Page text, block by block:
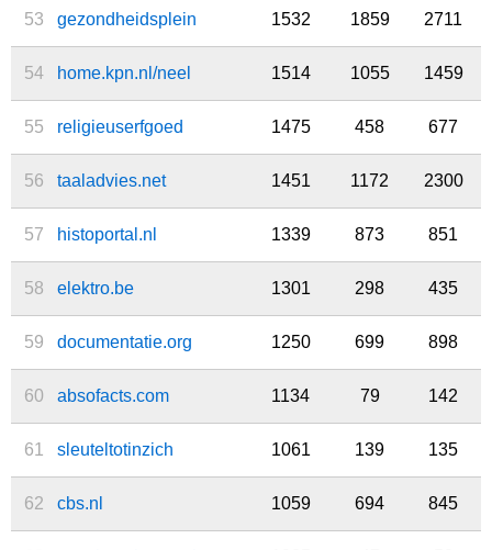
53 gezondheidsplein 1532 1859 2711
54 home.kpn.nl/neel 1514 1055 1459
55 religieuserfgoed 1475 458 677
56 taaladvies.net 1451 1172 2300
57 histoportal.nl 1339 873 851
58 elektro.be 1301 298 435
59 documentatie.org 1250 699 898
60 absofacts.com 1134 79 142
61 sleuteltotinzich 1061 139 135
62 cbs.nl 1059 694 845